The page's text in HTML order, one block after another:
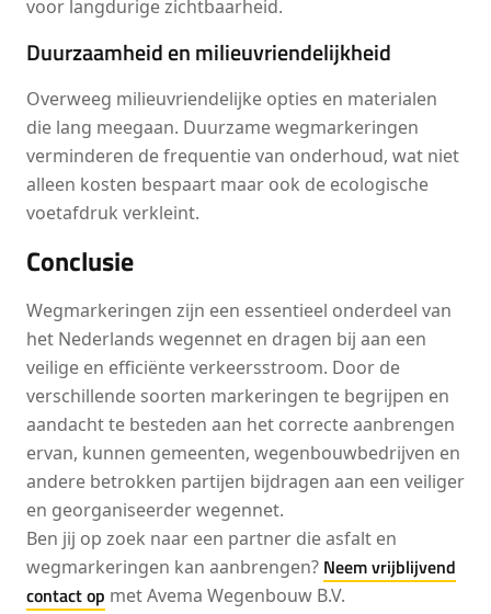
voor langdurige zichtbaarheid.
Duurzaamheid en milieuvriendelijkheid
Overweeg milieuvriendelijke opties en materialen
die lang meegaan. Duurzame wegmarkeringen
verminderen de frequentie van onderhoud, wat niet
alleen kosten bespaart maar ook de ecologische
voetafdruk verkleint.
Conclusie
Wegmarkeringen zijn een essentieel onderdeel van
het Nederlands wegennet en dragen bij aan een
veilige en efficiënte verkeersstroom. Door de
verschillende soorten markeringen te begrijpen en
aandacht te besteden aan het correcte aanbrengen
ervan, kunnen gemeenten, wegenbouwbedrijven en
andere betrokken partijen bijdragen aan een veiliger
en georganiseerder wegennet.
Ben jij op zoek naar een partner die asfalt en
wegmarkeringen kan aanbrengen? Neem vrijblijvend
contact op met Avema Wegenbouw B.V.